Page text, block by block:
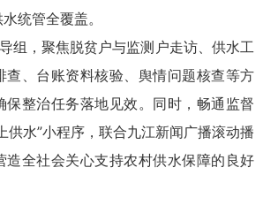
统管全覆盖。
组，聚焦脱贫户与监测户走访、供水工
查、台账资料核验、舆情问题核查等方
保整治任务落地见效。同时，畅通监督
供水”小程序，联合九江新闻广播滚动播
造全社会关心支持农村供水保障的良好